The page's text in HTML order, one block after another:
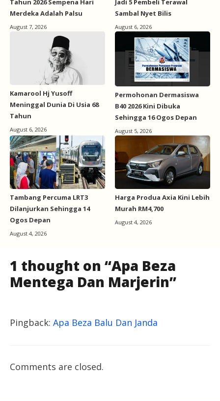
Tahun 2026 Sempena Hari
Merdeka Adalah Palsu
August 7, 2026
Jadi 5 Pembeli Terawal
Sambal Nyet Bilis
August 6, 2026
Kamarool Hj Yusoff
Meninggal Dunia Di Usia 68
Tahun
August 6, 2026
Permohonan Dermasiswa
B40 2026 Kini Dibuka
Sehingga 16 Ogos Depan
August 5, 2026
Tambang Percuma LRT3
Dilanjurkan Sehingga 14
Ogos Depan
August 4, 2026
Harga Produa Axia Kini Lebih
Murah RM4,700
August 4, 2026
1 thought on “Apa Beza
Mentega Dan Marjerin”
Pingback: Apa Beza Balu Dan Janda
Comments are closed.